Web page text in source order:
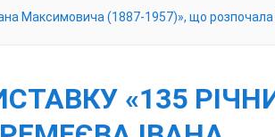
Максимовича (1887-1957)», що
«135